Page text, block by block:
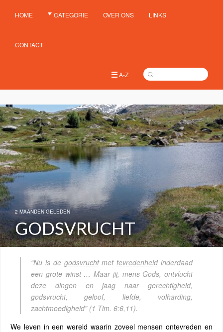
HOME CATEGORIE OVER ONS LINKS
CONTACT
A-Z
2 MAANDEN GELEDEN
GODSVRUCHT
“Nu is de godsvruchtmettevredenheidinderdaad
een grote winst … Maar jij, mens Gods, ontvlucht
deze dingen en jaag naar gerechtigheid,
godsvrucht, geloof, liefde, volharding,
zachtmoedigheid”(1 Tim. 6:6,11).
We leven in een wereld waarin zoveel mensen ontevreden en